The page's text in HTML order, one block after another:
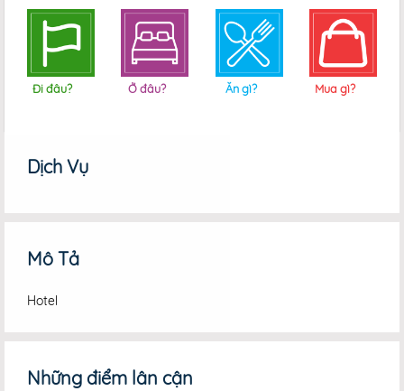
Đi đâu? Ở đâu? Ăn gì? Mua gì?
Dịch Vụ
Mô Tả
Hotel
Những điểm lân cận